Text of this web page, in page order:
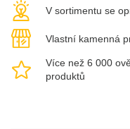
V sortimentu se
Vlastní kamenná
Více než 6 000
produktů